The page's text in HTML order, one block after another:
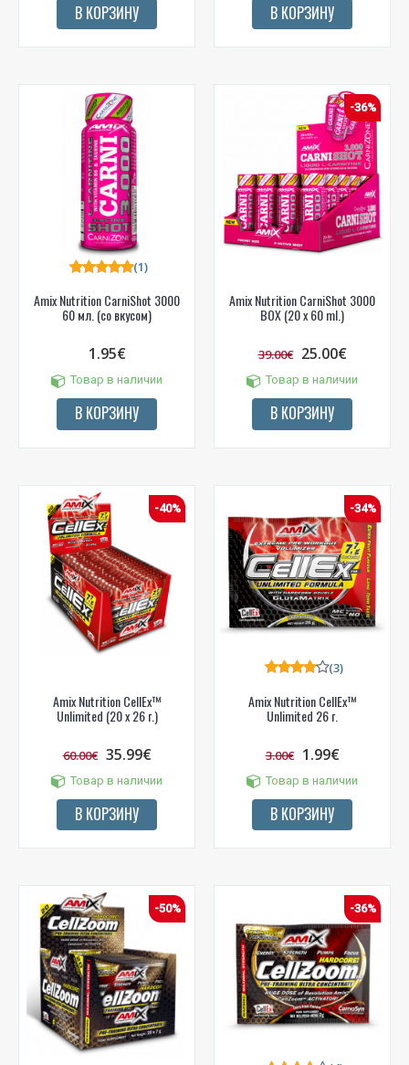
В КОРЗИНУ В КОРЗИНУ
Amix Nutrition CarniShot 3000
60 мл. (со вкусом)
(1)
1.95€
Товар в наличии
В КОРЗИНУ
-36%
Amix Nutrition CarniShot 3000
BOX (20 x 60 ml.)
39.00€ 25.00€
Товар в наличии
В КОРЗИНУ
-40%
Amix Nutrition CellEx™
Unlimited (20 x 26 г.)
60.00€ 35.99€
Товар в наличии
В КОРЗИНУ
-34%
Amix Nutrition CellEx™
Unlimited 26 г.
(3)
3.00€ 1.99€
Товар в наличии
В КОРЗИНУ
-50% -36%